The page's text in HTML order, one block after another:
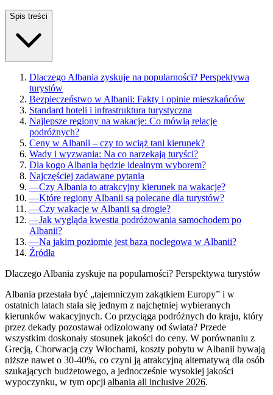
Spis treści
Dlaczego Albania zyskuje na popularności? Perspektywa
turystów
Bezpieczeństwo w Albanii: Fakty i opinie mieszkańców
Standard hoteli i infrastruktura turystyczna
Najlepsze regiony na wakacje: Co mówią relacje
podróżnych?
Ceny w Albanii – czy to wciąż tani kierunek?
Wady i wyzwania: Na co narzekają turyści?
Dla kogo Albania będzie idealnym wyborem?
Najczęściej zadawane pytania
—Czy Albania to atrakcyjny kierunek na wakacje?
—Które regiony Albanii są polecane dla turystów?
—Czy wakacje w Albanii są drogie?
—Jak wygląda kwestia podróżowania samochodem po
Albanii?
—Na jakim poziomie jest baza noclegowa w Albanii?
Źródła
Dlaczego Albania zyskuje na popularności? Perspektywa turystów
Albania przestała być „tajemniczym zakątkiem Europy” i w
ostatnich latach stała się jednym z najchętniej wybieranych
kierunków wakacyjnych. Co przyciąga podróżnych do kraju, który
przez dekady pozostawał odizolowany od świata? Przede
wszystkim doskonały stosunek jakości do ceny. W porównaniu z
Grecją, Chorwacją czy Włochami, koszty pobytu w Albanii bywają
niższe nawet o 30-40%, co czyni ją atrakcyjną alternatywą dla osób
szukających budżetowego, a jednocześnie wysokiej jakości
wypoczynku, w tym opcji albania all inclusive 2026.